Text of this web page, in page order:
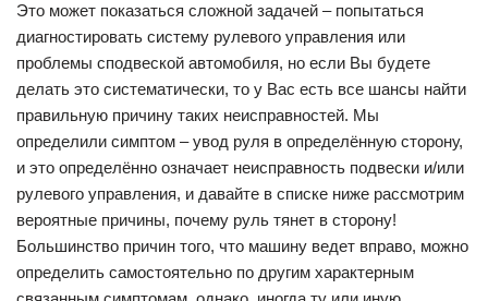
Это может показаться сложной задачей – попытаться
диагностировать систему рулевого управления или
проблемы сподвеской автомобиля, но если Вы будете
делать это систематически, то у Вас есть все шансы найти
правильную причину таких неисправностей. Мы
определили симптом – увод руля в определённую сторону,
и это определённо означает неисправность подвески и/или
рулевого управления, и давайте в списке ниже рассмотрим
вероятные причины, почему руль тянет в сторону!
Большинство причин того, что машину ведет вправо, можно
определить самостоятельно по другим характерным